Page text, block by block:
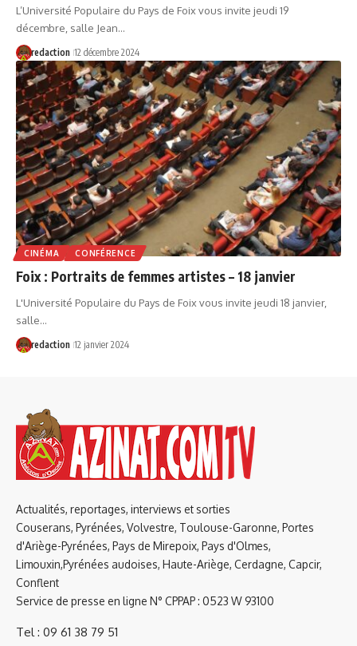
L’Université Populaire du Pays de Foix vous invite jeudi 19
décembre, salle Jean…
redaction 12 décembre 2024
CINÉMA CONFÉRENCE
Foix : Portraits de femmes artistes – 18 janvier
L'Université Populaire du Pays de Foix vous invite jeudi 18 janvier,
salle…
redaction 12 janvier 2024
Actualités, reportages, interviews et sorties
Couserans, Pyrénées, Volvestre, Toulouse-Garonne, Portes
d'Ariège-Pyrénées, Pays de Mirepoix, Pays d'Olmes,
Limouxin,Pyrénées audoises, Haute-Ariège, Cerdagne, Capcir,
Conflent
Service de presse en ligne N° CPPAP : 0523 W 93100
Tel : 09 61 38 79 51